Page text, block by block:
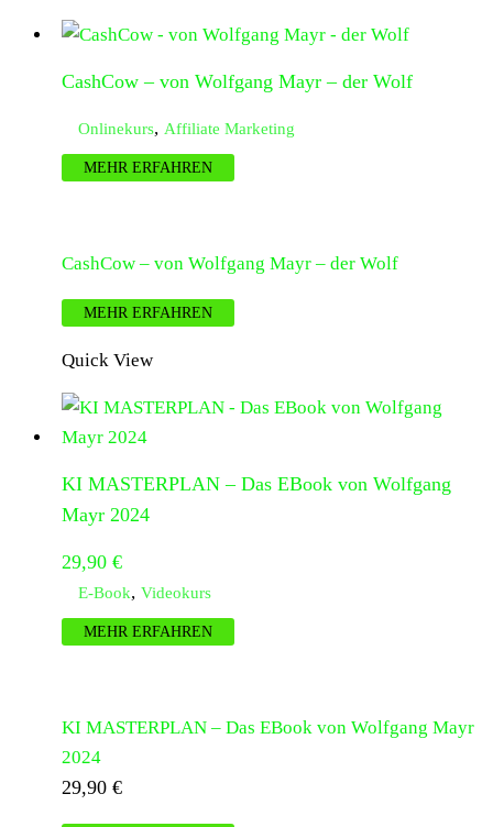
CashCow – von Wolfgang Mayr – der Wolf
Onlinekurs, Affiliate Marketing
MEHR ERFAHREN
CashCow – von Wolfgang Mayr – der Wolf
MEHR ERFAHREN
Quick View
KI MASTERPLAN – Das EBook von Wolfgang
Mayr 2024
29,90 €
E-Book, Videokurs
MEHR ERFAHREN
KI MASTERPLAN – Das EBook von Wolfgang Mayr
2024
29,90 €